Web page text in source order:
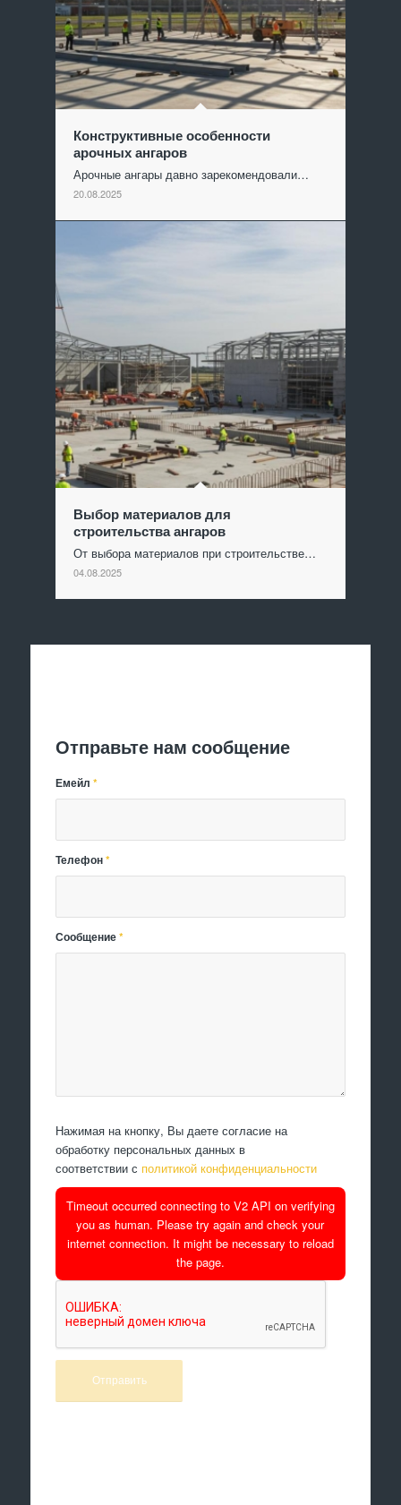
Конструктивные особенности
арочных ангаров
Арочные ангары давно зарекомендовали…
20.08.2025
Выбор материалов для
строительства ангаров
От выбора материалов при строительстве…
04.08.2025
Отправьте нам сообщение
Емейл*
Телефон*
Сообщение*
Нажимая на кнопку, Вы даете согласие на
обработку персональных данных в
соответствии с политикой конфиденциальности
Timeout occurred connecting to V2 API on verifying
you as human. Please try again and check your
internet connection. It might be necessary to reload
the page.